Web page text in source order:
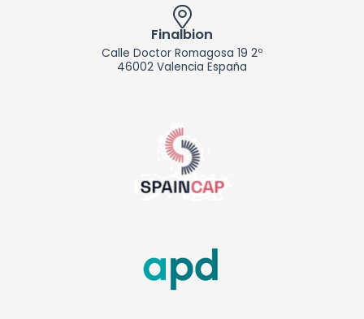
Finalbion
Calle Doctor Romagosa 19 2º
46002 Valencia España